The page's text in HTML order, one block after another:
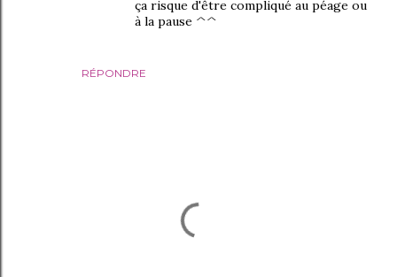
RÉPONDRE
ça risque d'être compliqué au péage ou
à la pause ^^